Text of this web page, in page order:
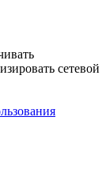
сетевой